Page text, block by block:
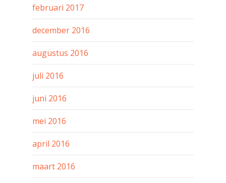
februari 2017
december 2016
augustus 2016
juli 2016
juni 2016
mei 2016
april 2016
maart 2016